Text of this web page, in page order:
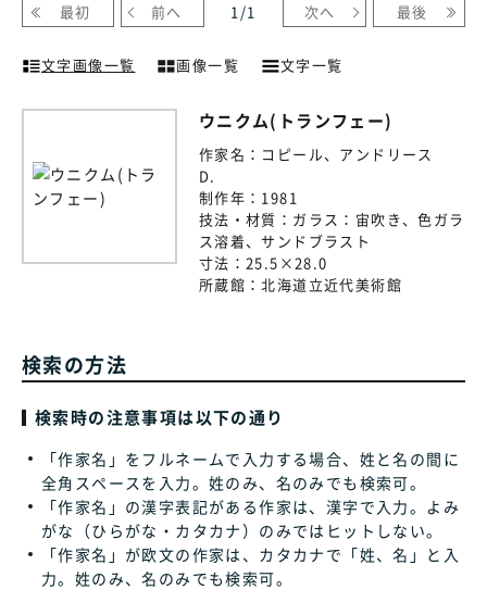
最初 前へ 1 /1 次へ 最後
文字画像一覧 画像一覧 文字一覧
ウニクム(トランフェー)
作家名： コピール、アンドリース
D.
制作年： 1981
技法・材質： ガラス：宙吹き、色ガラ
ス溶着、サンドブラスト
寸法： 25.5×28.0
所蔵館：北海道立近代美術館
検索の方法
検索時の注意事項は以下の通り
「作家名」をフルネームで入力する場合、姓と名の間に
全角スペースを入力。姓のみ、名のみでも検索可。
「作家名」の漢字表記がある作家は、漢字で入力。よみ
がな（ひらがな・カタカナ）のみではヒットしない。
「作家名」が欧文の作家は、カタカナで「姓、名」と入
力。姓のみ、名のみでも検索可。